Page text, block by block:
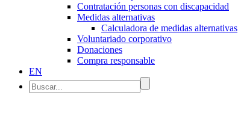
Contratación personas con discapacidad
Medidas alternativas
Calculadora de medidas alternativas
Voluntariado corporativo
Donaciones
Compra responsable
EN